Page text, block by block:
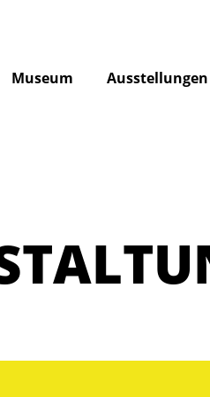
Museum Ausstellungen